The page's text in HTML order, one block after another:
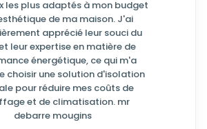
les plus adaptés à mon budget
de ma maison. J'ai
apprécié leur souci du
leur expertise en matière de
énergétique, ce qui m'a
choisir une solution d'isolation
pour réduire mes coûts de
et de climatisation. mr
debarre mougins